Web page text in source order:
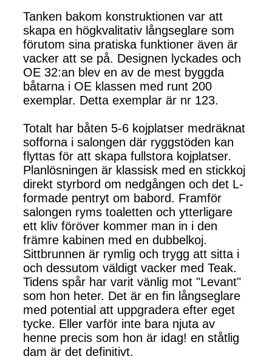
Tanken bakom konstruktionen var att
skapa en högkvalitativ långseglare som
förutom sina pratiska funktioner även är
vacker att se på. Designen lyckades och
OE 32:an blev en av de mest byggda
båtarna i OE klassen med runt 200
exemplar. Detta exemplar är nr 123.
Totalt har båten 5-6 kojplatser medräknat
sofforna i salongen där ryggstöden kan
flyttas för att skapa fullstora kojplatser.
Planlösningen är klassisk med en stickkoj
direkt styrbord om nedgången och det L-
formade pentryt om babord. Framför
salongen ryms toaletten och ytterligare
ett kliv föröver kommer man in i den
främre kabinen med en dubbelkoj.
Sittbrunnen är rymlig och trygg att sitta i
och dessutom väldigt vacker med Teak.
Tidens spår har varit vänlig mot "Levant"
som hon heter. Det är en fin långseglare
med potential att uppgradera efter eget
tycke. Eller varför inte bara njuta av
henne precis som hon är idag! en ståtlig
dam är det definitivt.